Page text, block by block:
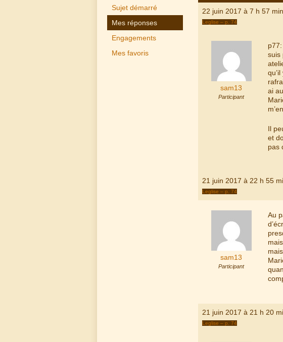
Sujet démarré
Mes réponses
Engagements
Mes favoris
22 juin 2017 à 7 h 57 min
Leglise – p. 74
sam13
Participant
suis
ai
Il
et
pas
21 juin 2017 à 22 h 55
Leglise – p. 74
sam13
Participant
Au
21 juin 2017 à 21 h 20
Leglise – p. 74